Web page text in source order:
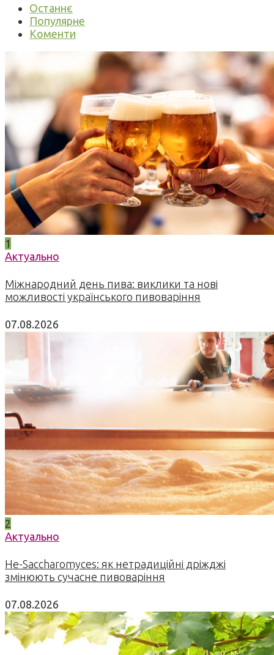
Останнє
Популярне
Коменти
1
Актуально
Міжнародний день пива: виклики та нові
можливості українського пивоваріння
07.08.2026
2
Актуально
Не-Saccharomyces: як нетрадиційні дріжджі
змінюють сучасне пивоваріння
07.08.2026